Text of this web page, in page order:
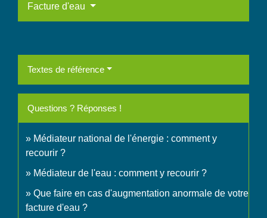
Facture d'eau
Textes de référence
Questions ? Réponses !
Médiateur national de l'énergie : comment y
recourir ?
Médiateur de l'eau : comment y recourir ?
Que faire en cas d'augmentation anormale de votre
facture d'eau ?